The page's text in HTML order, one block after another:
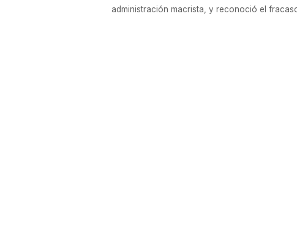
administración macrista, y reconoció el